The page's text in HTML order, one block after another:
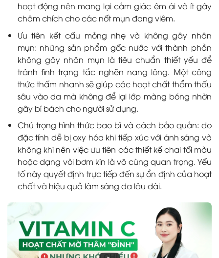
hoạt động nên mang lại cảm giác êm ái và ít gây
châm chích cho các nốt mụn đang viêm.
Ưu tiên kết cấu mỏng nhẹ và không gây nhân
mụn: những sản phẩm gốc nước với thành phần
không gây nhân mụn là tiêu chuẩn thiết yếu để
tránh tình trạng tắc nghẽn nang lông. Một công
thức thấm nhanh sẽ giúp các hoạt chất thẩm thấu
sâu vào da mà không để lại lớp màng bóng nhờn
gây bí bách cho người sử dụng.
Chú trọng hình thức bao bì và cách bảo quản: do
đặc tính dễ bị oxy hóa khi tiếp xúc với ánh sáng và
không khí nên việc ưu tiên các thiết kế chai tối màu
hoặc dạng vòi bơm kín là vô cùng quan trọng. Yếu
tố này quyết định trực tiếp đến sự ổn định của hoạt
chất và hiệu quả làm sáng da lâu dài.